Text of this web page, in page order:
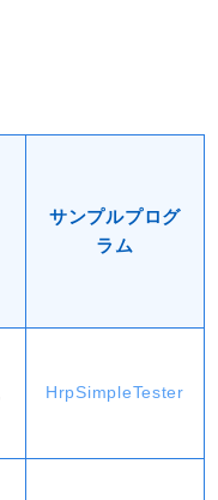
サンプルプログ
ラム
HrpSimpleTester